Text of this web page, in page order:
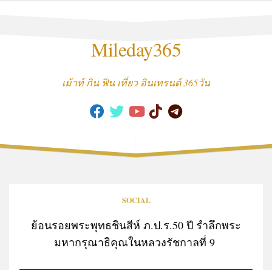
Mileday365
เม้าท์ กิน ฟิน เที่ยว อินเทรนด์ 365วัน
SOCIAL
ย้อนรอยพระพุทธชินสีห์ ภ.ป.ร.50 ปี รำลึกพระ
มหากรุณาธิคุณในหลวงรัชกาลที่ 9